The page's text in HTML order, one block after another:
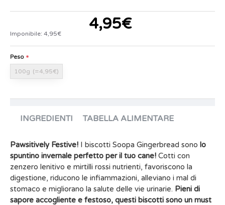
4,95€
Imponibile: 4,95€
Peso
100g (=4,95€)
INGREDIENTI TABELLA ALIMENTARE
Pawsitively Festive! I biscotti Soopa Gingerbread sono lo
spuntino invernale perfetto per il tuo cane! Cotti con
zenzero lenitivo e mirtilli rossi nutrienti, favoriscono la
digestione, riducono le infiammazioni, alleviano i mal di
stomaco e migliorano la salute delle vie urinarie. Pieni di
sapore accogliente e festoso, questi biscotti sono un must